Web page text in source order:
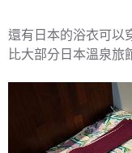
還有日本的浴衣可以
比大部分日本溫泉旅